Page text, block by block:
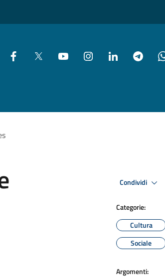
Condividi
Categorie:
Cultura
Sociale
Argomenti: